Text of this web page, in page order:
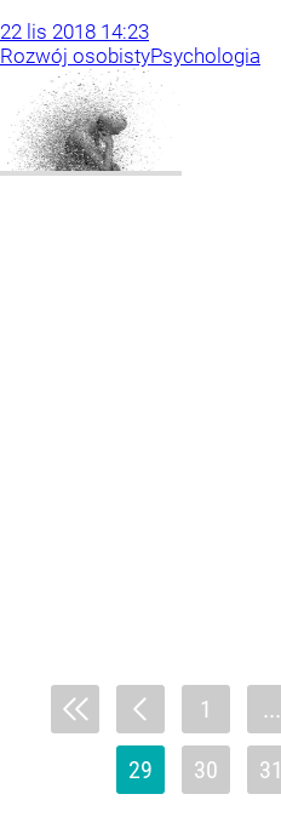
22 lis 2018 14:23
Rozwój osobistyPsychologia
1 ...
29 30 31